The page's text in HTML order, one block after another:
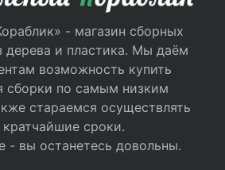
- магазин сборных
дерева и пластика. Мы даём
возможность купить
сборки по самым низким
стараемся осуществлять
сроки.
- вы останетесь довольны.